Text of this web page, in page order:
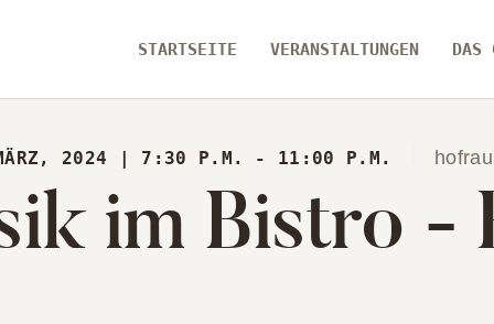
STARTSEITE VERANSTALTUNGEN DAS
2024 | 7:30 P.M. - 11:00 P.M.
im Bistro -
Die Eventlocation im Herzen des Remstals
GEBÄUDE
UNS